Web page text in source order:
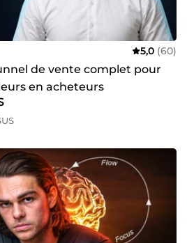
5,0 (60)
de vente complet pour
en acheteurs